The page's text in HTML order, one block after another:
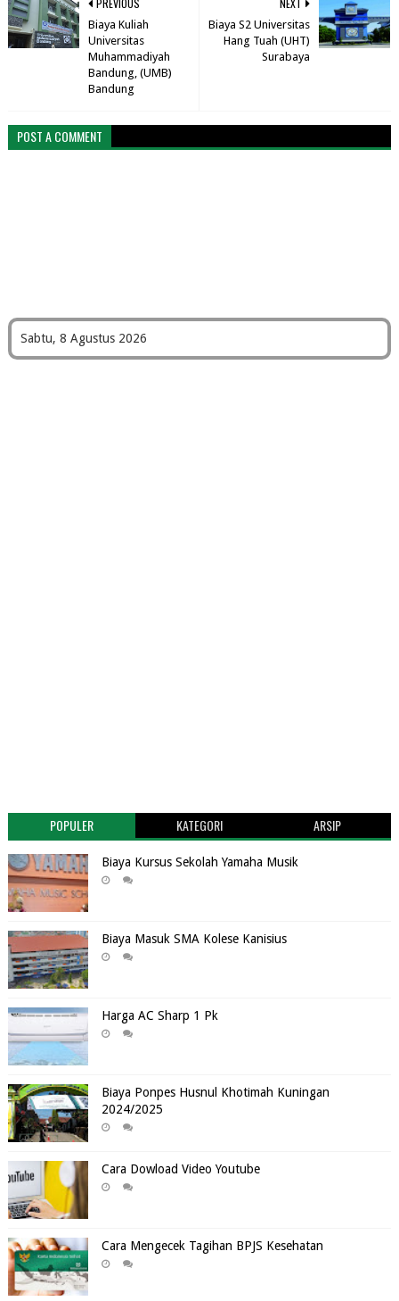
NEXT
Biaya S2 Universitas
Hang Tuah (UHT)
Surabaya
PREVIOUS
Biaya Kuliah
Universitas
Muhammadiyah
Bandung, (UMB)
Bandung
POST A COMMENT
Sabtu, 8 Agustus 2026
POPULER KATEGORI ARSIP
Biaya Kursus Sekolah Yamaha Musik
Biaya Masuk SMA Kolese Kanisius
Harga AC Sharp 1 Pk
Biaya Ponpes Husnul Khotimah Kuningan
2024/2025
Cara Dowload Video Youtube
Cara Mengecek Tagihan BPJS Kesehatan